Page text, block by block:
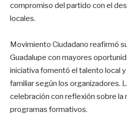
compromiso del partido con el
locales.
Movimiento Ciudadano reafirmó
Guadalupe con mayores
iniciativa fomentó el talento local
familiar según los organizadores.
celebración con reflexión sobre la
programas formativos.